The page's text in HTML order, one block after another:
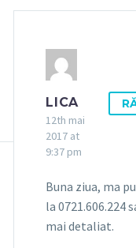
LICA
12th mai
2017 at
9:37 pm
Buna ziua, ma
la 0721.606.224
mai detaliat.